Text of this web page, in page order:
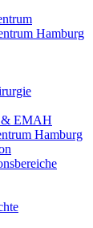
Hamburg
& EMAH
Hamburg